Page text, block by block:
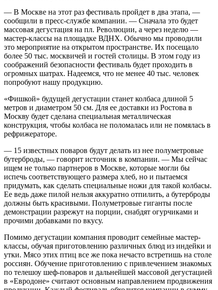
— В Москве на этот раз фестиваль пройдет в два этапа, —
сообщили в пресс-службе компании. — Сначала это будет
массовая дегустация на пл. Революции, а через неделю —
мастер-классы на площадке ВДНХ. Обычно мы проводили
это мероприятие на открытом пространстве. Их посещало
более 50 тыс. москвичей и гостей столицы. В этом году из
соображений безопасности фестиваль будет проходить в
огромных шатрах. Надеемся, что не менее 40 тыс. человек
попробуют нашу продукцию.
«Фишкой» будущей дегустации станет колбаса длиной 5
метров и диаметром 50 см. Для ее доставки из Ростова в
Москву будет сделана специальная металлическая
конструкция, чтобы колбаса не поломалась или не помялась в
рефрижераторе.
— 15 известных поваров будут делать из нее полуметровые
бутерброды, — говорит источник в компании. — Мы сейчас
ищем не только партнеров в Москве, которые могли бы
испечь соответствующего размера хлеб, но и пытаемся
придумать, как сделать специальные ножи для такой колбасы.
Ее ведь даже пилой нельзя аккуратно отпилить, а бутерброды
должны быть красивыми. Полуметровые гиганты после
демонстрации разрежут на порции, снабдят огурчиками и
прочими добавками по вкусу.
Помимо дегустации компания проводит семейные мастер-
классы, обучая приготовлению различных блюд из индейки и
утки. Мясо этих птиц все же пока нечасто встретишь на столе
россиян. Обучение приготовлению с привлечением знакомых
по телешоу шеф-поваров и дальнейшей массовой дегустацией
в «Евродоне» считают основным направлением продвижения